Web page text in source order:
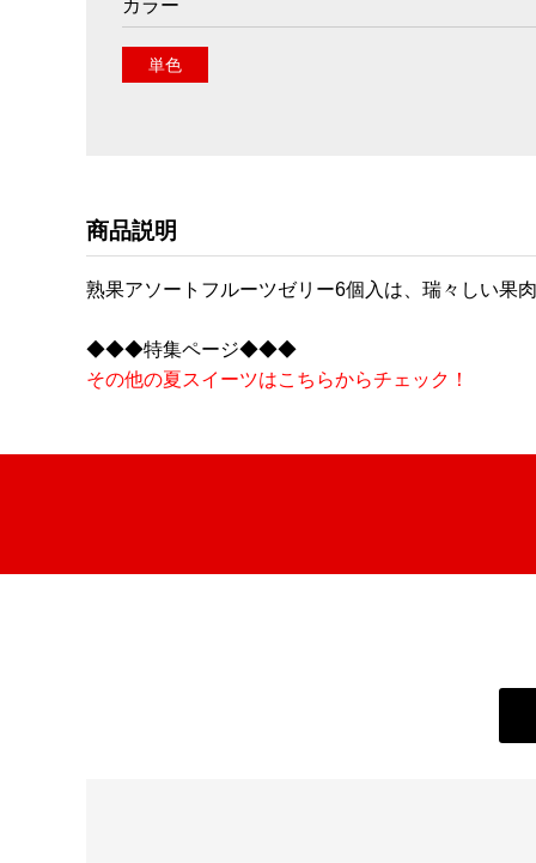
カラー
単色
商品説明
熟果アソートフルーツゼリー6個入は、瑞々しい果
◆◆◆特集ページ◆◆◆
その他の夏スイーツはこちらからチェック！